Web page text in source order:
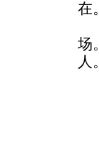
在。
场
人
1
2